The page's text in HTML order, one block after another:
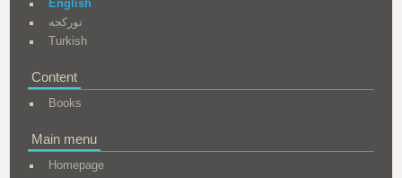
English
تورکجه
Turkish
Content
Books
Main menu
Homepage